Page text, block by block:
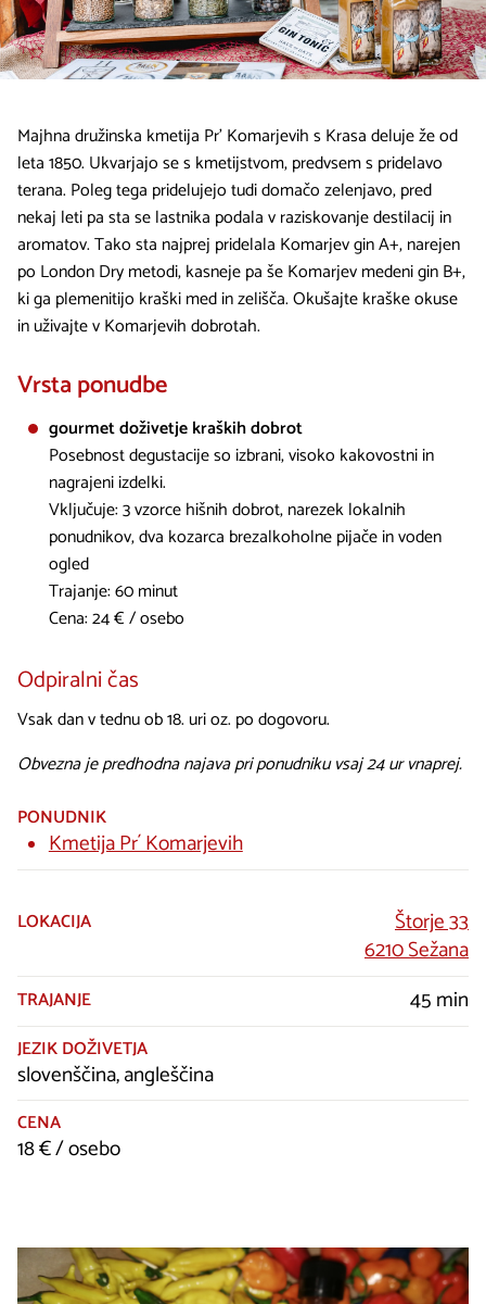
Majhna družinska kmetija Pr' Komarjevih s Krasa deluje že od
leta 1850. Ukvarjajo se s kmetijstvom, predvsem s pridelavo
terana. Poleg tega pridelujejo tudi domačo zelenjavo, pred
nekaj leti pa sta se lastnika podala v raziskovanje destilacij in
aromatov. Tako sta najprej pridelala Komarjev gin A+, narejen
po London Dry metodi, kasneje pa še Komarjev medeni gin B+,
ki ga plemenitijo kraški med in zelišča. Okušajte kraške okuse
in uživajte v Komarjevih dobrotah.
Vrsta ponudbe
gourmet doživetje kraških dobrot
Posebnost degustacije so izbrani, visoko kakovostni in
nagrajeni izdelki.
Vključuje: 3 vzorce hišnih dobrot, narezek lokalnih
ponudnikov, dva kozarca brezalkoholne pijače in voden
ogled
Trajanje: 60 minut
Cena: 24 € / osebo
Odpiralni čas
Vsak dan v tednu ob 18. uri oz. po dogovoru.
Obvezna je predhodna najava pri ponudniku vsaj 24 ur vnaprej.
PONUDNIK
Kmetija Pr´ Komarjevih
LOKACIJA
Štorje 33
6210 Sežana
TRAJANJE 45 min
JEZIK DOŽIVETJA
slovenščina, angleščina
CENA
18 € / osebo